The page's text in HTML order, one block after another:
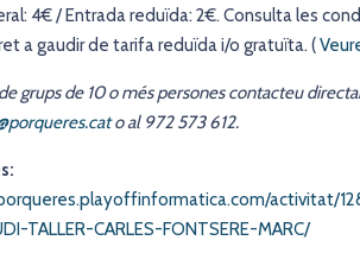
4€ / Entrada reduïda: 2€. Consulta les
a gaudir de tarifa reduïda i/o gratuïta. (
grups de 10 o més persones contacteu
o al 972 573 612.
activitat/
TALLER-CARLES-FONTSERE-MARC/